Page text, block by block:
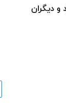
و دیگران